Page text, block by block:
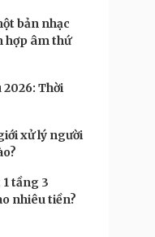
bản nhạc
hợp âm thứ
Thời
xử lý người
tầng 3
nhiêu tiền?